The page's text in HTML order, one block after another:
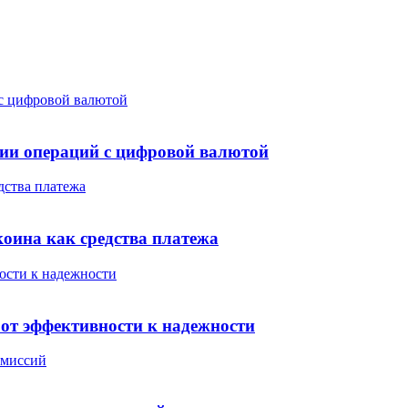
цифровой валютой
операций с цифровой валютой
платежа
как средства платежа
к надежности
эффективности к надежности